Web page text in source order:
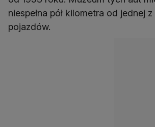
niespełna pół kilometra od jednej
pojazdów.